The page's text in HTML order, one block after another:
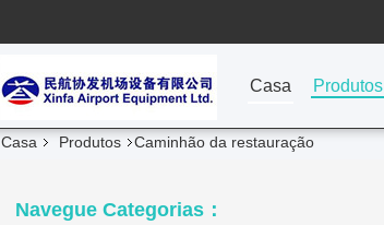
Casa Produtos
Casa Produtos Caminhão da restauração
Navegue Categorias：